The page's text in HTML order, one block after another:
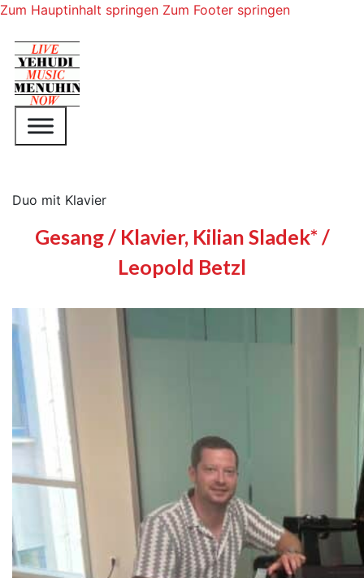
Zum Hauptinhalt springen Zum Footer springen
Duo mit Klavier
Gesang / Klavier, Kilian Sladek* /
Leopold Betzl